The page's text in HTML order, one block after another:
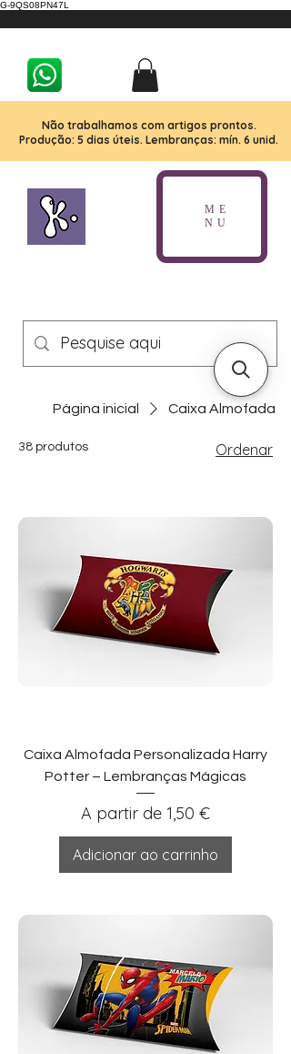
G-9QS08PN47L
Não trabalhamos com artigos prontos.
Produção: 5 dias úteis. Lembranças: mín. 6 unid.
ME
NU
Página inicial Caixa Almofada
38 produtos Ordenar
Caixa Almofada Personalizada Harry
Potter – Lembranças Mágicas
A partir de 1,50 €
Preço promocional
Adicionar ao carrinho